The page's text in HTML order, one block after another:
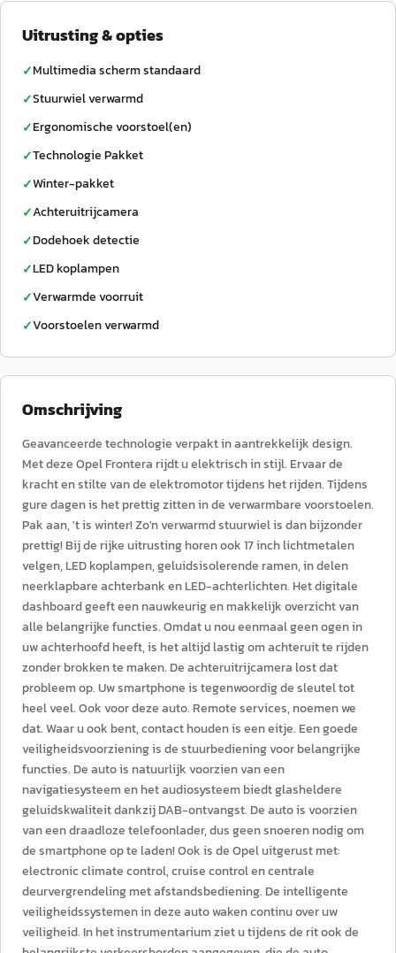
Uitrusting & opties
✓Multimedia scherm standaard
✓Stuurwiel verwarmd
✓Ergonomische voorstoel(en)
✓Technologie Pakket
✓Winter-pakket
✓Achteruitrijcamera
✓Dodehoek detectie
✓LED koplampen
✓Verwarmde voorruit
✓Voorstoelen verwarmd
Omschrijving
Geavanceerde technologie verpakt in aantrekkelijk design.
Met deze Opel Frontera rijdt u elektrisch in stijl. Ervaar de
kracht en stilte van de elektromotor tijdens het rijden. Tijdens
gure dagen is het prettig zitten in de verwarmbare voorstoelen.
Pak aan, 't is winter! Zo'n verwarmd stuurwiel is dan bijzonder
prettig! Bij de rijke uitrusting horen ook 17 inch lichtmetalen
velgen, LED koplampen, geluidsisolerende ramen, in delen
neerklapbare achterbank en LED-achterlichten. Het digitale
dashboard geeft een nauwkeurig en makkelijk overzicht van
alle belangrijke functies. Omdat u nou eenmaal geen ogen in
uw achterhoofd heeft, is het altijd lastig om achteruit te rijden
zonder brokken te maken. De achteruitrijcamera lost dat
probleem op. Uw smartphone is tegenwoordig de sleutel tot
heel veel. Ook voor deze auto. Remote services, noemen we
dat. Waar u ook bent, contact houden is een eitje. Een goede
veiligheidsvoorziening is de stuurbediening voor belangrijke
functies. De auto is natuurlijk voorzien van een
navigatiesysteem en het audiosysteem biedt glasheldere
geluidskwaliteit dankzij DAB-ontvangst. De auto is voorzien
van een draadloze telefoonlader, dus geen snoeren nodig om
de smartphone op te laden! Ook is de Opel uitgerust met:
electronic climate control, cruise control en centrale
deurvergrendeling met afstandsbediening. De intelligente
veiligheidssystemen in deze auto waken continu over uw
veiligheid. In het instrumentarium ziet u tijdens de rit ook de